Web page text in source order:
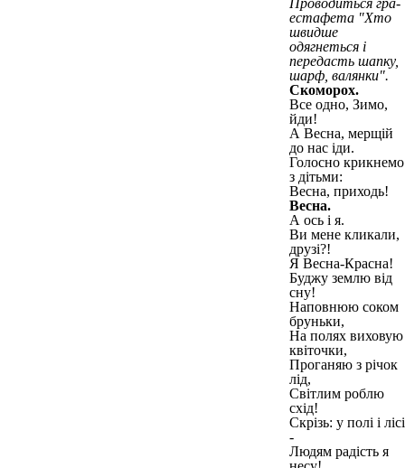
Проводиться гра-
естафета "Хто
швидше
одягнеться і
передасть шапку,
шарф, валянки".
Скоморох.
Все одно, Зимо,
йди!
А Весна, мерщій
до нас іди.
Голосно крикнемо
з дітьми:
Весна, приходь!
Весна.
А ось і я.
Ви мене кликали,
друзі?!
Я Весна-Красна!
Буджу землю від
сну!
Наповнюю соком
бруньки,
На полях виховую
квіточки,
Проганяю з річок
лід,
Світлим роблю
схід!
Скрізь: у полі і лісі
-
Людям радість я